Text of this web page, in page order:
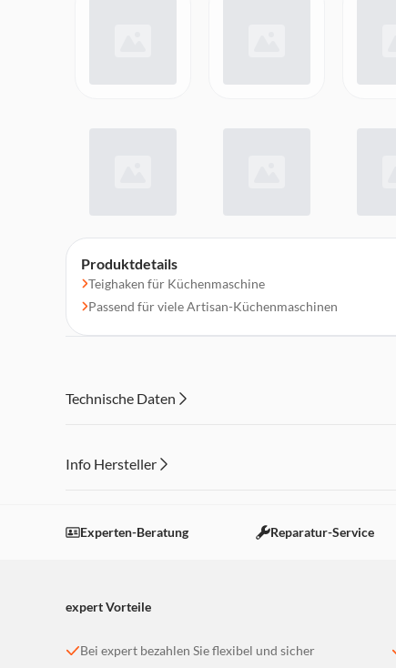
Produktdetails
Teighaken für Küchenmaschine
Passend für viele Artisan-Küchenmaschinen
Technische Daten
Info Hersteller
Einstellungen anpassen
Experten-Beratung Reparatur-Service
expert Vorteile
Bei expert bezahlen Sie flexibel und sicher